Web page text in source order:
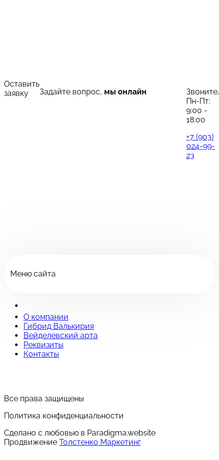
Оставить
заявку
Задайте вопрос, мы онлайн
Звоните,
Пн-Пт:
9:00 -
18:00
+7 (903)
024-99-
23
Меню сайта
О компании
Гибрид Валькирия
Вейделевский арта
Реквизиты
Контакты
Все права защищены
Политика конфиденциальности
Сделано с любовью в Paradigma.website
Продвижение Толстенко Маркетинг